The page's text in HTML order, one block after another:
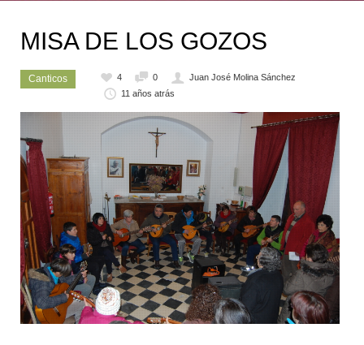
MISA DE LOS GOZOS
Canticos 4 0
Juan José Molina Sánchez
11 años atrás